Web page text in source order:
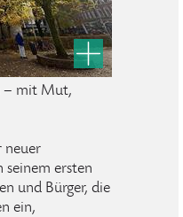
– mit Mut,
neuer
seinem ersten
und Bürger, die
ein,